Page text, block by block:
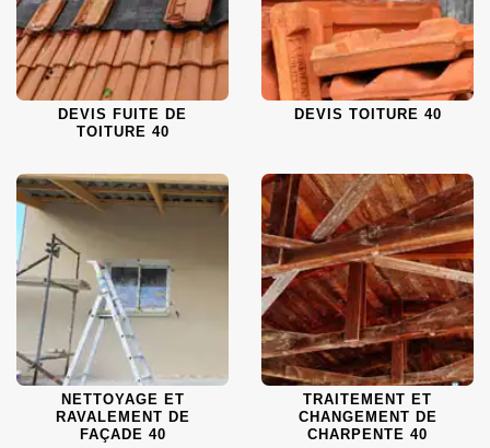
DEVIS FUITE DE
TOITURE 40
DEVIS TOITURE 40
NETTOYAGE ET
RAVALEMENT DE
FAÇADE 40
TRAITEMENT ET
CHANGEMENT DE
CHARPENTE 40